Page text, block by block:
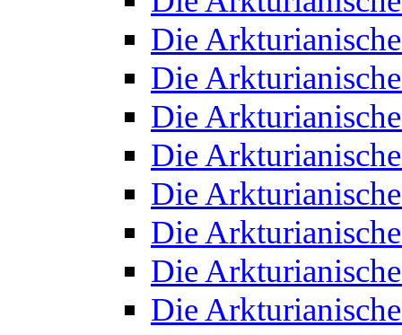
Die
Die
Die
Die
Die
Die
Die
Die